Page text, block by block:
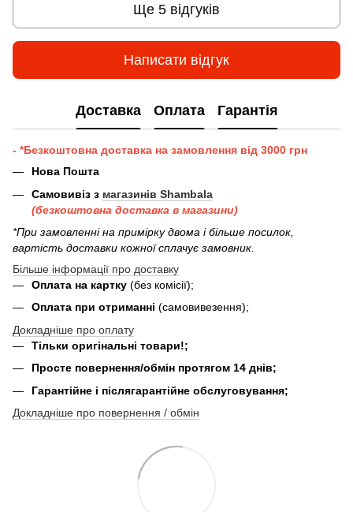
Ще 5 відгуків
Написати відгук
Доставка Оплата Гарантія
- *Безкоштовна доставка на замовлення від 3000 грн
Нова Пошта
Самовивіз з магазинів Shambala
(безкоштовна доставка в магазини)
*При замовленні на примірку двома і більше посилок,
вартість доставки кожної сплачує замовник.
Більше інформації про доставку
Оплата на картку (без комісії);
Оплата при отриманні (самовивезення);
Докладніше про оплату
Тільки оригінальні товари!;
Просте повернення/обмін протягом 14 днів;
Гарантійне і післягарантійне обслуговування;
Докладніше про повернення / обмін